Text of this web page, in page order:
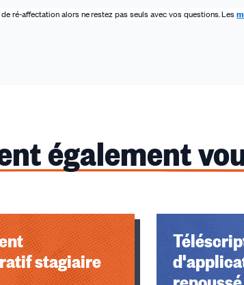
ré-affectation alors ne restez pas seuls avec vos questions. Les
également
stagiaire